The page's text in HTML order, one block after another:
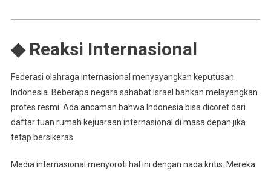
◆ Reaksi Internasional
Federasi olahraga internasional menyayangkan keputusan
Indonesia. Beberapa negara sahabat Israel bahkan melayangkan
protes resmi. Ada ancaman bahwa Indonesia bisa dicoret dari
daftar tuan rumah kejuaraan internasional di masa depan jika
tetap bersikeras.
Media internasional menyoroti hal ini dengan nada kritis. Mereka